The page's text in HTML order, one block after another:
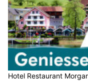
Hotel Restaurant